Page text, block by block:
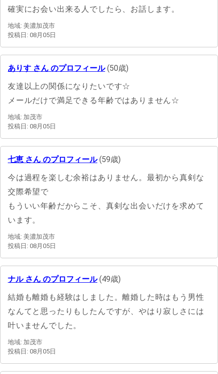
確実にお会い出来る人でしたら、お話します。
地域: 美濃加茂市
投稿日: 08月05日
ありす さん のプロフィール(50歳)
友達以上の関係になりたいです☆
メールだけで満足できる年齢ではありません☆
地域: 加茂市
投稿日: 08月05日
七恵 さん のプロフィール(59歳)
今は過程を楽しむ余裕はありません。最初から真剣な
交際希望で
もういい年齢だからこそ、真剣な出会いだけを求めて
います。
地域: 美濃加茂市
投稿日: 08月05日
ナル さん のプロフィール(49歳)
結婚も離婚も経験はしました。離婚した時はもう男性
なんてと思ったりもしたんですが、やはり寂しさには
叶いませんでした。
地域: 加茂市
投稿日: 08月05日